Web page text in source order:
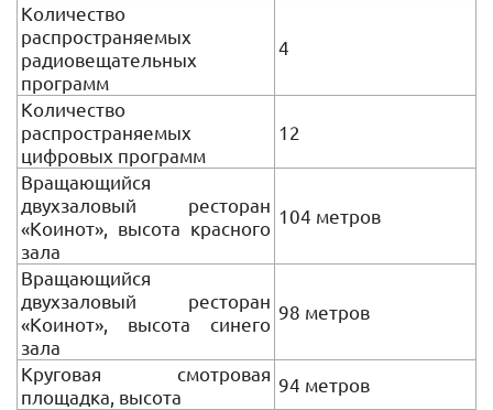
Количество
распространяемых
радиовещательных
программ
4
Количество
распространяемых
цифровых программ
12
Вращающийся
двухзаловый ресторан
«Коинот», высота красного
зала
104 метров
Вращающийся
двухзаловый ресторан
«Коинот», высота синего
зала
98 метров
Круговая смотровая
площадка, высота
94 метров